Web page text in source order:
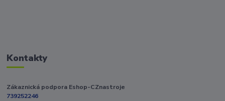
Kontakty
Zákaznická podpora Eshop-CZnastroje
739252246